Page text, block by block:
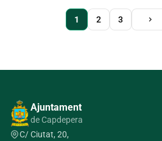
Pàgina
actual
1 Page
2 Page
3
Pàgina
següent
chevron_right
Ajuntament
de Capdepera
C/ Ciutat, 20,